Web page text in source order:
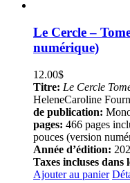
Le Cercle –
numérique)
12.00$
Titre: Le Cercle
HeleneCaroline
de publication:
pages: 466 pages
pouces (version
Année d’édition:
Taxes incluses dans
Ajouter au panier